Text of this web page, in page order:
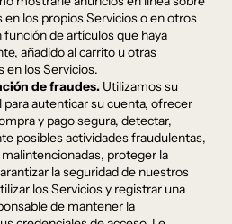
los propios Servicios o en otros
de artículos que haya
añadido al carrito u otras
en los Servicios.
de fraudes. Utilizamos su
autenticar su cuenta, ofrecer
y pago segura, detectar,
posibles actividades fraudulentas,
proteger la
la seguridad de nuestros
los Servicios y registrar una
de mantener la